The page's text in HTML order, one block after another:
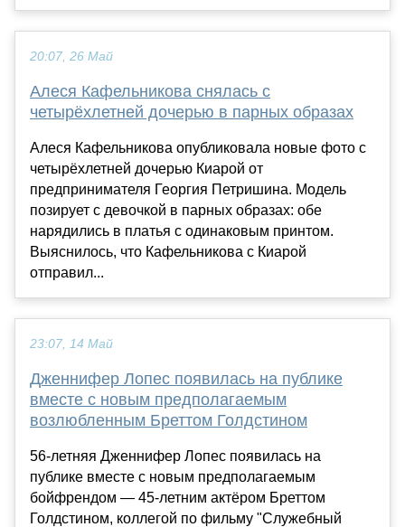
20:07, 26 Май
Алеся Кафельникова снялась с
четырёхлетней дочерью в парных образах
Алеся Кафельникова опубликовала новые фото с
четырёхлетней дочерью Киарой от
предпринимателя Георгия Петришина. Модель
позирует с девочкой в парных образах: обе
нарядились в платья с одинаковым принтом.
Выяснилось, что Кафельникова с Киарой
отправил...
23:07, 14 Май
Дженнифер Лопес появилась на публике
вместе с новым предполагаемым
возлюбленным Бреттом Голдстином
56-летняя Дженнифер Лопес появилась на
публике вместе с новым предполагаемым
бойфрендом — 45-летним актёром Бреттом
Голдстином, коллегой по фильму "Служебный